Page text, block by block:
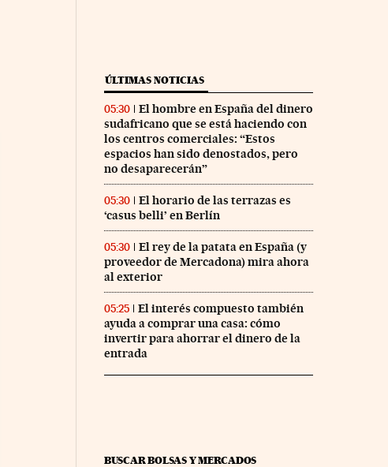
ÚLTIMAS NOTICIAS
05:30
El hombre en España del dinero
sudafricano que se está haciendo con
los centros comerciales: “Estos
espacios han sido denostados, pero
no desaparecerán”
05:30
El horario de las terrazas es
‘casus belli’ en Berlín
05:30
El rey de la patata en España (y
proveedor de Mercadona) mira ahora
al exterior
05:25
El interés compuesto también
ayuda a comprar una casa: cómo
invertir para ahorrar el dinero de la
entrada
BUSCAR BOLSAS Y MERCADOS